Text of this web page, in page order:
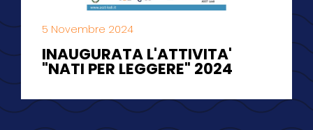
5 Novembre 2024
INAUGURATA L'ATTIVITA'
"NATI PER LEGGERE" 2024